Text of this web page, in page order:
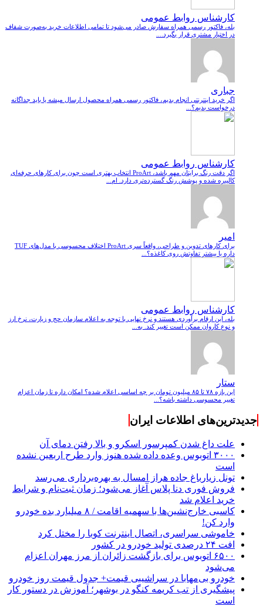
کارشناس روابط عمومی
بله، فاکتور رسمی همراه سفارش صادر می‌شود تا تمامی اطلاعات خرید به‌صورت شفاف
در اختیار مشتری قرار بگیرد....
جباری
اگر خرید اینترنتی انجام بدیم، فاکتور رسمی همراه محصول ارسال میشه یا باید جداگانه
درخواست بدیم؟...
کارشناس روابط عمومی
اگر دقت رنگ برایتان مهم باشد، ProArt انتخاب بهتری است چون برای کارهای حرفه‌ای
کالیبره شده و پوشش رنگ گسترده‌تری دارد. ام...
امیر
برای کارهای تدوین و طراحی، واقعاً سری ProArt اختلاف محسوسی با مدل‌های TUF
داره یا بیشتر تفاوتش روی کاغذه؟...
کارشناس روابط عمومی
بله، این ارقام برآوردی هستند و نرخ نهایی با توجه به اعلام سازمان حج و زیارت، نرخ ارز
و نوع کاروان ممکن است تغییر کند. به...
ستار
این بازه ۷۸ تا ۸۵ میلیون تومان بر چه اساسی اعلام شده؟ امکان داره تا زمان اعزام
تغییر محسوسی داشته باشه؟...
جدیدترین‌های اطلاعات ایران
علت داغ شدن کمپرسور اسکرو و بالا رفتن دمای آن
۳۰۰۰ اتوبوس وعده داده شده هنوز وارد طرح اربعین نشده
است
تونل زیارباغ جاده هراز امسال به بهره‌برداری می‌رسد
فروش فوری دنا پلاس آغاز می‌شود؛ زمان ثبت‌نام و شرایط
خرید اعلام شد
کاسبی خارج‌نشین‌ها با سهمیه اقامت / ۸ میلیارد بده خودرو
وارد کن!
خاموشی سراسری، اتصال اینترنت کوبا را مختل کرد
افت ۲۴ درصدی تولید خودرو در کشور
۶۵۰۰ اتوبوس برای بازگشت زائران از مرز مهران اعزام
می‌شود
خودرو بی‌مهابا در سراشیبی قیمت+ جدول قیمت روز خودرو
پیشگیری از تب کریمه کنگو در بوشهر؛ آموزش در دستور کار
است